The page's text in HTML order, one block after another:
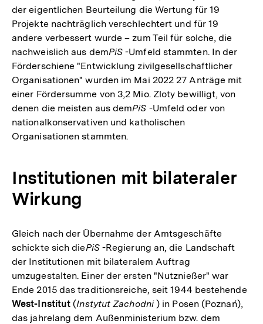
der eigentlichen Beurteilung die Wertung für 19
Projekte nachträglich verschlechtert und für 19
andere verbessert wurde – zum Teil für solche, die
nachweislich aus demPiS-Umfeld stammten. In der
Förderschiene "Entwicklung zivilgesellschaftlicher
Organisationen" wurden im Mai 2022 27 Anträge mit
einer Fördersumme von 3,2 Mio. Zloty bewilligt, von
denen die meisten aus demPiS -Umfeld oder von
nationalkonservativen und katholischen
Organisationen stammten.
Institutionen mit bilateraler
Wirkung
Gleich nach der Übernahme der Amtsgeschäfte
schickte sich diePiS -Regierung an, die Landschaft
der Institutionen mit bilateralem Auftrag
umzugestalten. Einer der ersten "Nutznießer" war
Ende 2015 das traditionsreiche, seit 1944 bestehende
West-Institut(Instytut Zachodni) in Posen (Poznań),
das jahrelang dem Außenministerium bzw. dem